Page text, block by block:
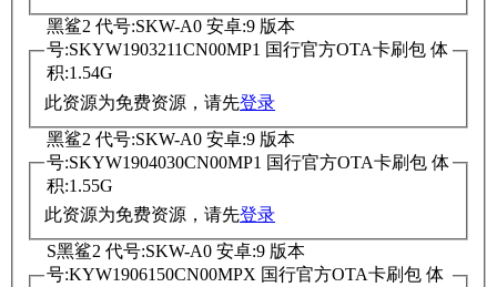
黑鲨2 代号:SKW-A0 安卓:9 版本
号:SKYW1903211CN00MP1 国行官方OTA卡刷包 体
积:1.54G
此资源为免费资源，请先登录
黑鲨2 代号:SKW-A0 安卓:9 版本
号:SKYW1904030CN00MP1 国行官方OTA卡刷包 体
积:1.55G
此资源为免费资源，请先登录
S黑鲨2 代号:SKW-A0 安卓:9 版本
号:KYW1906150CN00MPX 国行官方OTA卡刷包 体